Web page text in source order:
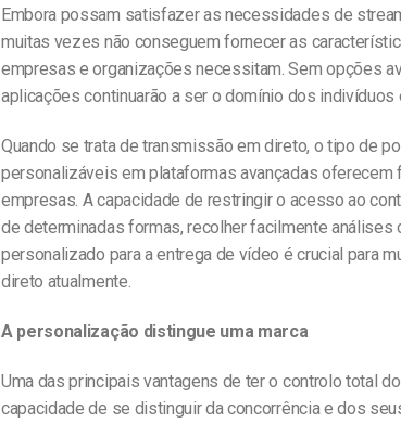
Embora possam satisfazer as necessidades de
muitas vezes não conseguem fornecer as
empresas e organizações necessitam. Sem opções
aplicações continuarão a ser o domínio dos
Quando se trata de transmissão em direto, o tipo de
personalizáveis em plataformas avançadas oferecem
empresas. A capacidade de restringir o acesso ao
de determinadas formas, recolher facilmente análises
personalizado para a entrega de vídeo é crucial para
direto atualmente.
A personalização distingue uma marca
Uma das principais vantagens de ter o controlo total
capacidade de se distinguir da concorrência e dos